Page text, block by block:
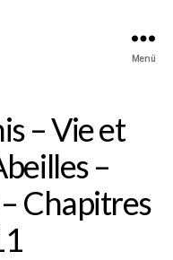
Menü
– Vie et
–
Chapitres